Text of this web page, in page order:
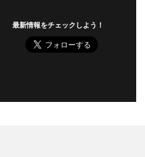
最新情報をチェックしよう！